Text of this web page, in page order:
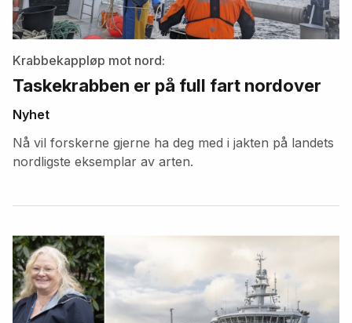
Krabbekappløp mot nord:
Taskekrabben er på full fart nordover
Nyhet
Nå vil forskerne gjerne ha deg med i jakten på landets
nordligste eksemplar av arten.